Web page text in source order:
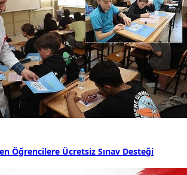
Öğrencilere Ücretsiz Sınav Desteği